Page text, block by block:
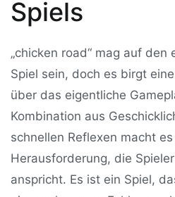
Spiels
„chicken road“ mag auf den
Spiel sein, doch es birgt
über das eigentliche
Kombination aus
schnellen Reflexen macht
Herausforderung, die
anspricht. Es ist ein Spiel,